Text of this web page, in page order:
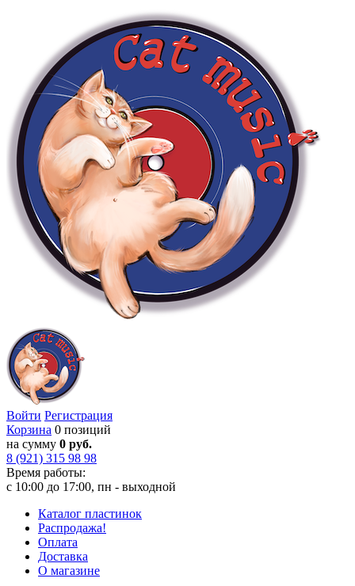
Войти Регистрация
Корзина 0 позиций
на сумму 0 руб.
8 (921) 315 98 98
Время работы:
с 10:00 до 17:00, пн - выходной
Каталог пластинок
Распродажа!
Оплата
Доставка
О магазине